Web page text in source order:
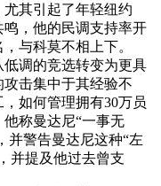
其引起了年轻纽约
，他的民调支持率开
与科莫不相上下。
调的竞选转变为更具
击集中于其经验不
如何管理拥有30万员
称曼达尼“一事无
并警告曼达尼这种“左
并提及他过去曾支